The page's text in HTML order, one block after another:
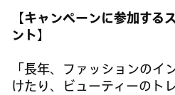
【キャンペーンに参加する
ント】
「長年、ファッションのイ
けたり、ビューティーのト